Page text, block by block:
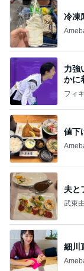
冷凍
力強
かに
なす
フィ
値下
夫と
武東
細川